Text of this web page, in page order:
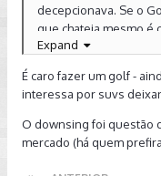
decepcionava. Se o
que chateia mesmo é
"upgrade" de preço.
Agora, cá entre nós,
que não foram por
no Brasil, é flex (isso
equipa o Golf 7 lá
Expand
É caro fazer um golf -
interessa por suvs
O downsing foi questão
mercado (há quem